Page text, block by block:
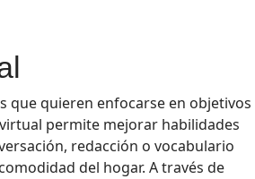
que quieren enfocarse en objetivos
permite mejorar habilidades
redacción o vocabulario
del hogar. A través de